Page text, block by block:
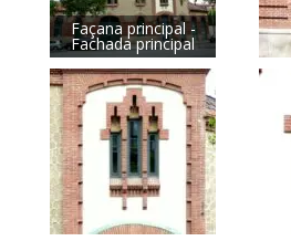
Façana principal -
Fachada principal